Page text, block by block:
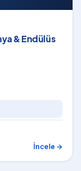
& Endülüs
İncele →